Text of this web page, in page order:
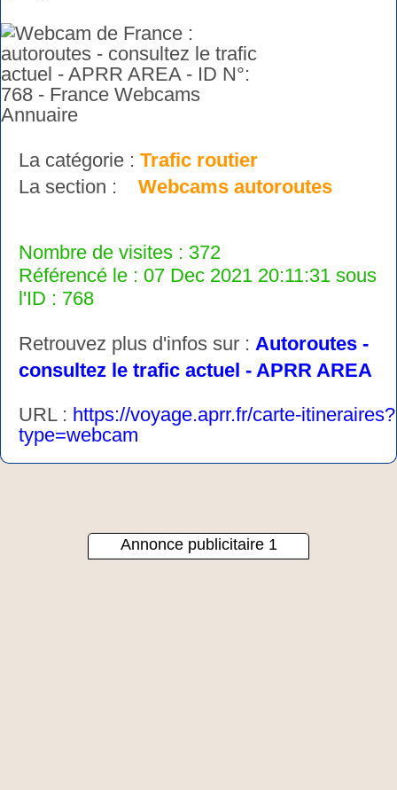
La catégorie : Trafic routier
La section : Webcams autoroutes
Nombre de visites : 372
Référencé le : 07 Dec 2021 20:11:31 sous
l'ID : 768
Retrouvez plus d'infos sur : Autoroutes -
consultez le trafic actuel - APRR AREA
URL : https://voyage.aprr.fr/carte-itineraires?
type=webcam
Annonce publicitaire 1